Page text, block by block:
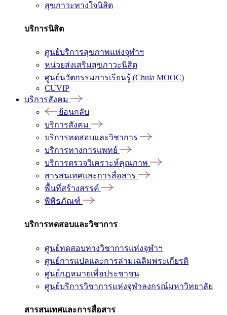
สุขภาวะทางใจนิสิต
บริการนิสิต
ศูนย์บริการสุขภาพแห่งจุฬาฯ
หน่วยส่งเสริมสุขภาวะนิสิต
ศูนย์นวัตกรรมการเรียนรู้ (Chula MOOC)
CUVIP
บริการสังคม
ย้อนกลับ
บริการสังคม
บริการทดสอบและวิชาการ
บริการทางการแพทย์
บริการตรวจวิเคราะห์คุณภาพ
สารสนเทศและการสื่อสาร
พื้นที่สร้างสรรค์
พิพิธภัณฑ์
บริการทดสอบและวิชาการ
ศูนย์ทดสอบทางวิชาการแห่งจุฬาฯ
ศูนย์การแปลและการล่ามเฉลิมพระเกียรติ
ศูนย์กฎหมายเพื่อประชาชน
ศูนย์บริการวิชาการแห่งจุฬาลงกรณ์มหาวิทยาลัย
สารสนเทศและการสื่อสาร